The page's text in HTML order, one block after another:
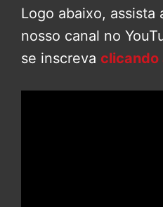
Logo abaixo, assista
nosso canal no
se inscreva clicando